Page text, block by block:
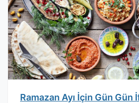
Ramazan Ayı İçin Gün Gün